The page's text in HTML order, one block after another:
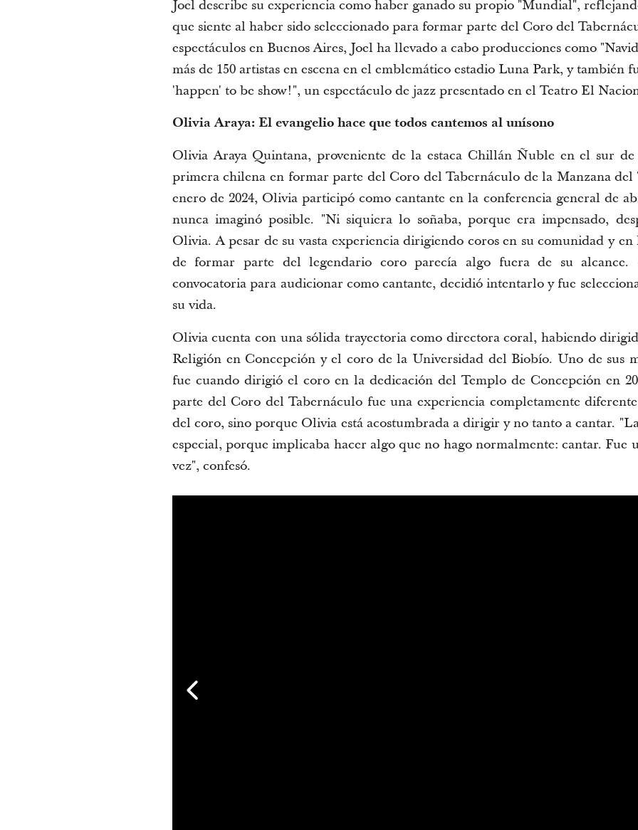
Joel describe su experiencia como haber ganado su propio "Mundial",
que siente al haber sido seleccionado para formar parte del Coro del
espectáculos en Buenos Aires, Joel ha llevado a cabo producciones como
más de 150 artistas en escena en el emblemático estadio Luna Park, y también
'happen' to be show!", un espectáculo de jazz presentado en el Teatro El
Olivia Araya: El evangelio hace que todos cantemos al unísono
Olivia Araya Quintana, proveniente de la estaca Chillán Ñuble en el sur
primera chilena en formar parte del Coro del Tabernáculo de la Manzana del
enero de 2024, Olivia participó como cantante en la conferencia general de
nunca imaginó posible. "Ni siquiera lo soñaba, porque era impensado,
Olivia. A pesar de su vasta experiencia dirigiendo coros en su comunidad y
de formar parte del legendario coro parecía algo fuera de su
convocatoria para audicionar como cantante, decidió intentarlo y fue
su vida.
Olivia cuenta con una sólida trayectoria como directora coral, habiendo
Religión en Concepción y el coro de la Universidad del Biobío. Uno de sus
fue cuando dirigió el coro en la dedicación del Templo de Concepción en
parte del Coro del Tabernáculo fue una experiencia completamente
del coro, sino porque Olivia está acostumbrada a dirigir y no tanto a cantar.
especial, porque implicaba hacer algo que no hago normalmente: cantar. Fue
vez", confesó.